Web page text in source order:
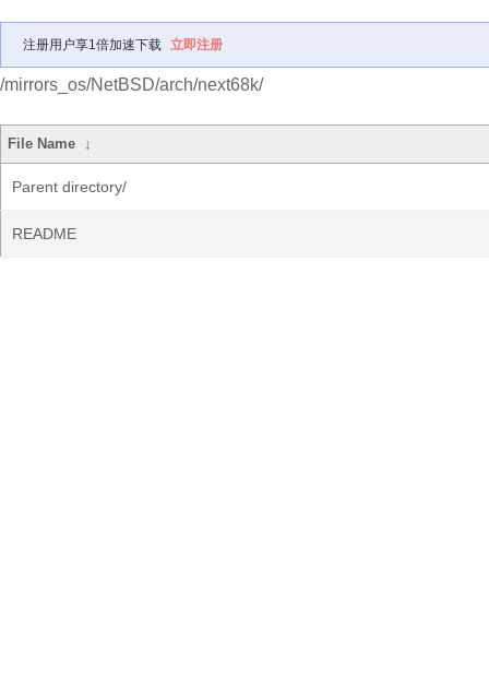
注册用户享1倍加速下载 立即注册
/mirrors_os/NetBSD/arch/next68k/
File Name ↓
Parent directory/
README